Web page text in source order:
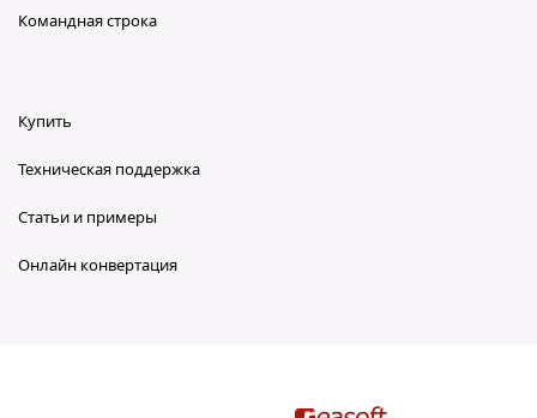
Командная строка
Купить
Техническая поддержка
Статьи и примеры
Онлайн конвертация